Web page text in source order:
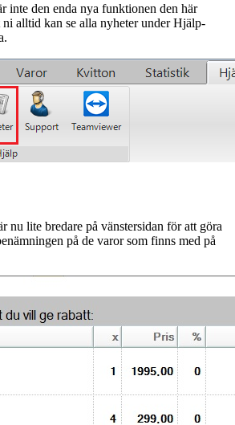
inte den enda nya funktionen den här
alltid kan se alla nyheter under Hjälp-
nu lite bredare på vänstersidan för att göra
på de varor som finns med på